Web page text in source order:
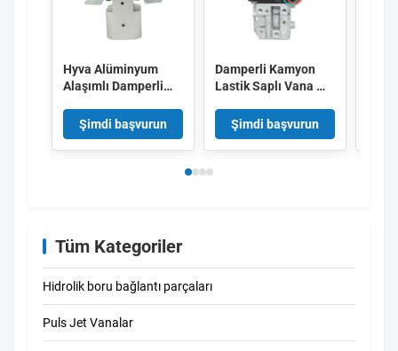
Hyva Alüminyum
Alaşımlı Damperli
Braketli Kontrol
Vanası
Şimdi başvurun
Damperli Kamyon
Lastik Saplı Vana M6
14750650H
Şimdi başvurun
Tüm Kategoriler
Hidrolik boru bağlantı parçaları
Puls Jet Vanalar